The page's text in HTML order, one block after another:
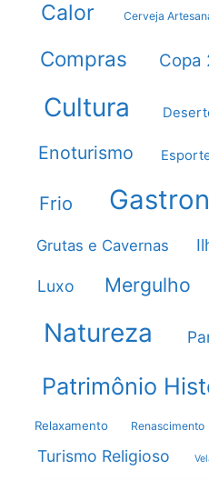
Calor Cerveja
Compras Copa
Cultura
Enoturismo
Frio
Grutas e Cavernas
Luxo Mergulho
Natureza
Patrimônio
Relaxamento Renascimento
Turismo Religioso